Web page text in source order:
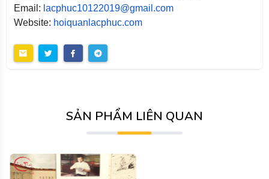
Email: lacphuc10122019@gmail.com
Website: hoiquanlacphuc.com
SẢN PHẨM LIÊN QUAN